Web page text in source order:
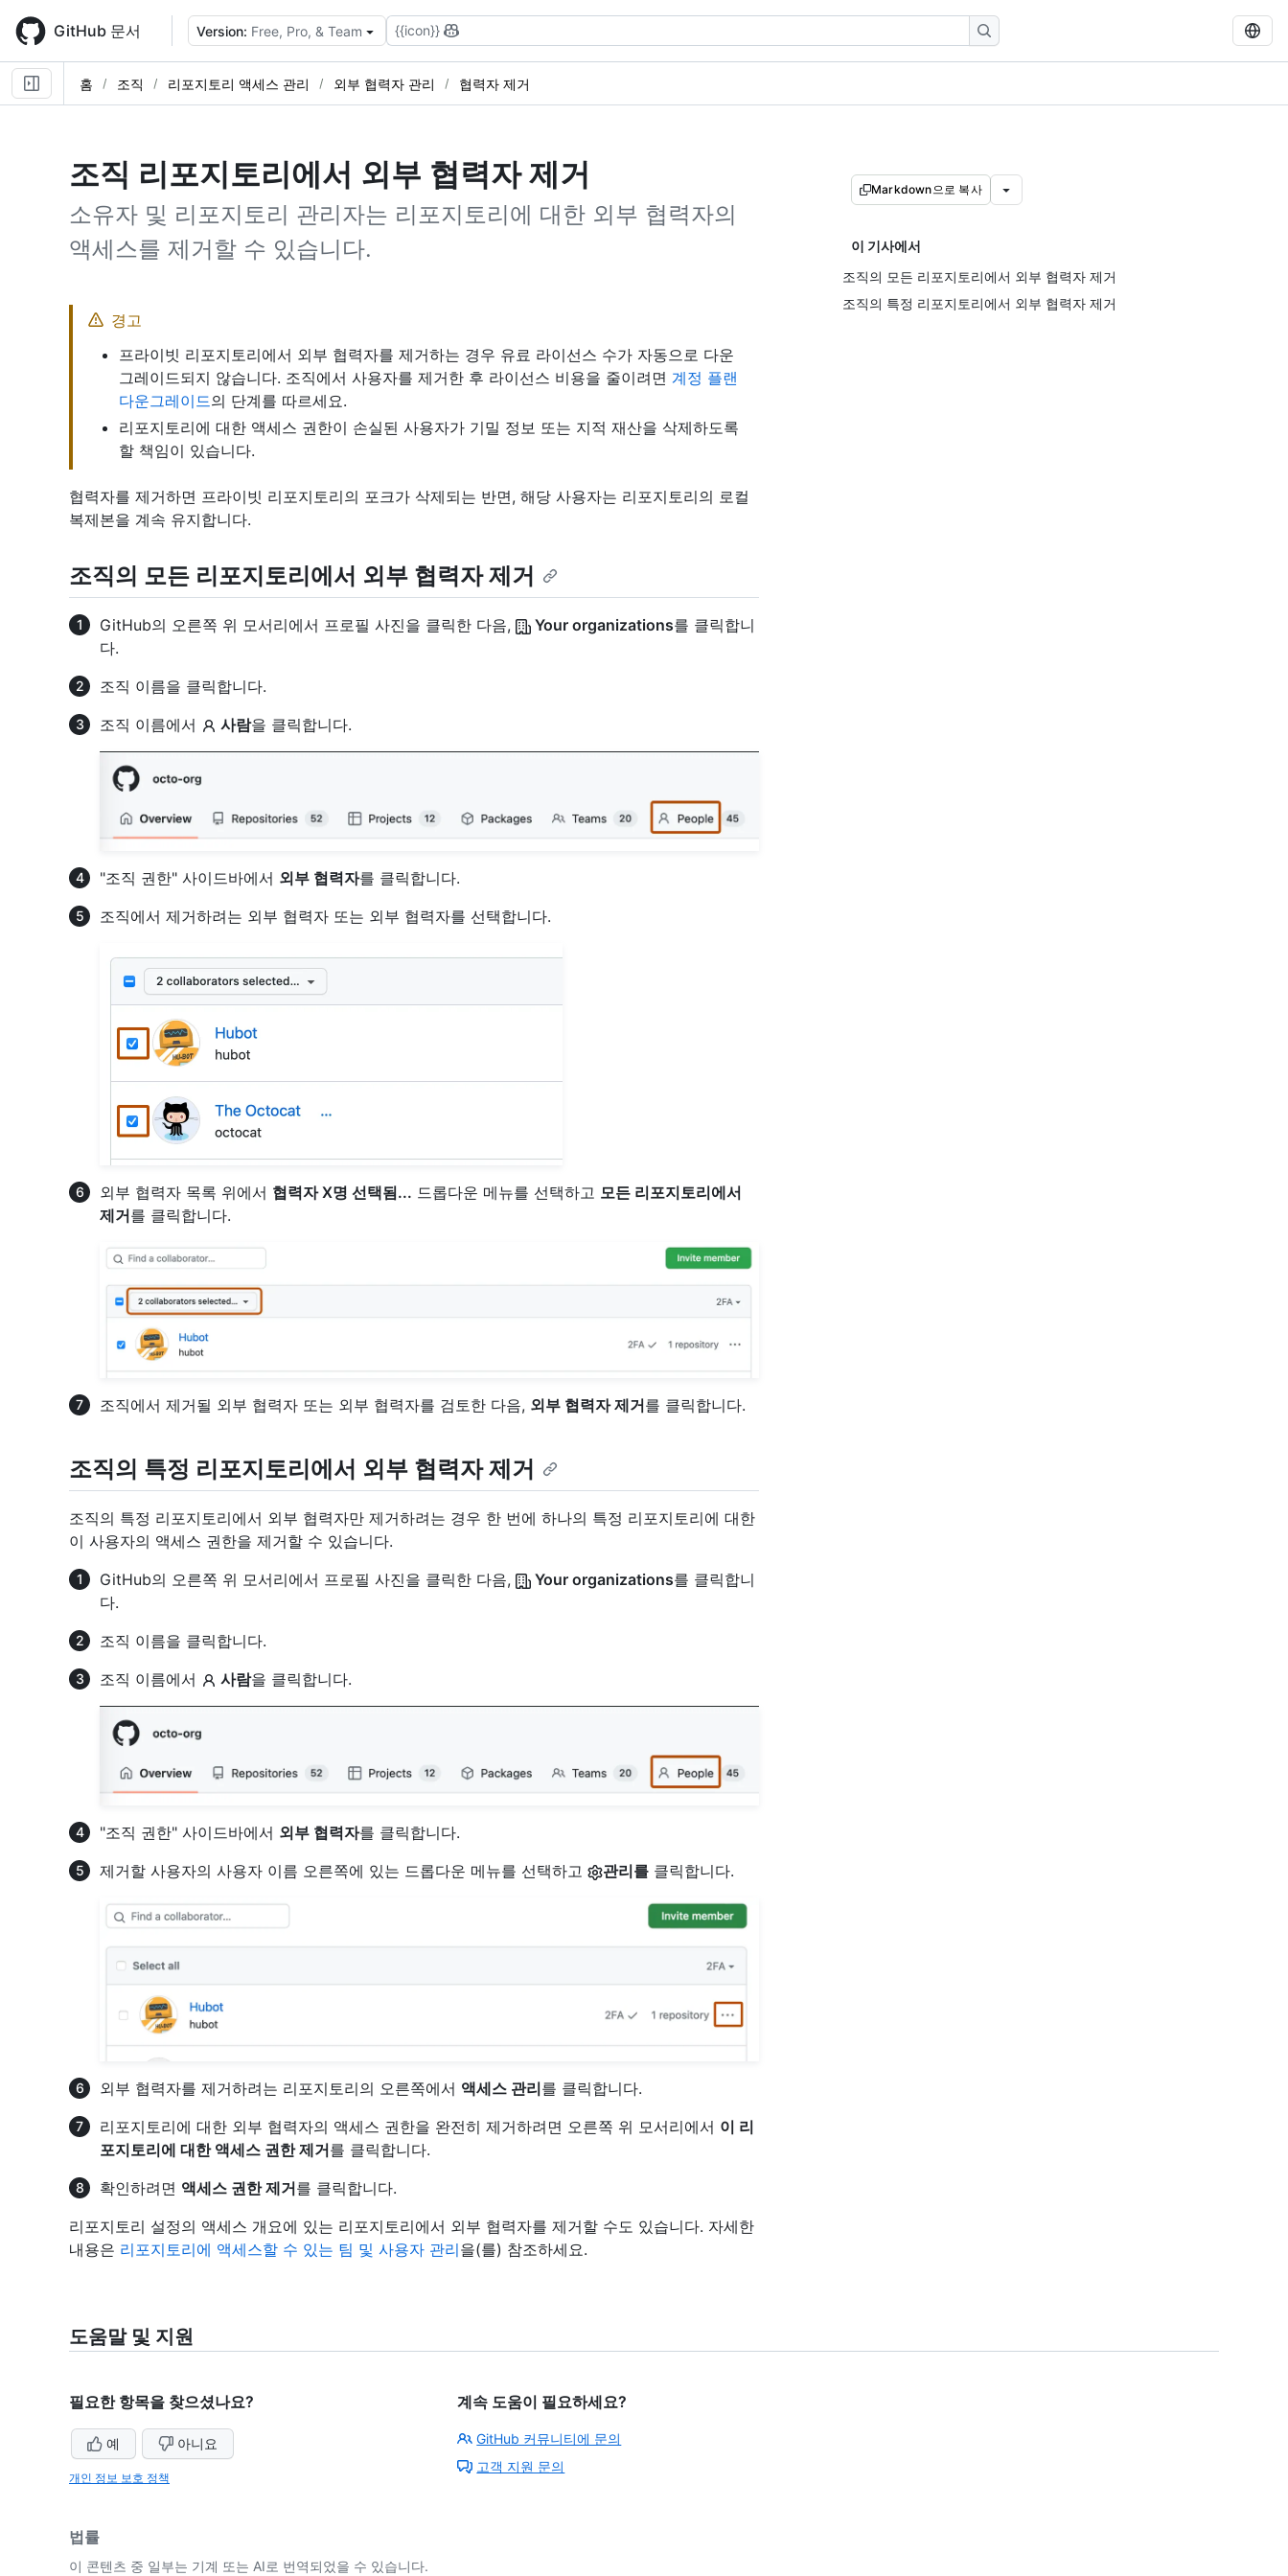
main
content
GitHub 문서 Version: Free, Pro, & Team {{icon}}
홈 조직 리포지토리 액세스 관리 외부 협력자 관리 협력자 제거
조직 리포지토리에서 외부 협력자 제거
소유자 및 리포지토리 관리자는 리포지토리에 대한 외부 협력자의
액세스를 제거할 수 있습니다.
Markdown으로 복사
이 기사에서
조직의 모든 리포지토리에서 외부 협력자 제거
조직의 특정 리포지토리에서 외부 협력자 제거
경고
프라이빗 리포지토리에서 외부 협력자를 제거하는 경우 유료 라이선스 수가 자동으로 다운
그레이드되지 않습니다. 조직에서 사용자를 제거한 후 라이선스 비용을 줄이려면 계정 플랜
다운그레이드의 단계를 따르세요.
리포지토리에 대한 액세스 권한이 손실된 사용자가 기밀 정보 또는 지적 재산을 삭제하도록
할 책임이 있습니다.
협력자를 제거하면 프라이빗 리포지토리의 포크가 삭제되는 반면, 해당 사용자는 리포지토리의 로컬
복제본을 계속 유지합니다.
조직의 모든 리포지토리에서 외부 협력자 제거
GitHub의 오른쪽 위 모서리에서 프로필 사진을 클릭한 다음, Your organizations를 클릭합니
다.
조직 이름을 클릭합니다.
조직 이름에서
사람을 클릭합니다.
"조직 권한" 사이드바에서 외부 협력자를 클릭합니다.
조직에서 제거하려는 외부 협력자 또는 외부 협력자를 선택합니다.
외부 협력자 목록 위에서 협력자 X명 선택됨... 드롭다운 메뉴를 선택하고 모든 리포지토리에서
제거를 클릭합니다.
조직에서 제거될 외부 협력자 또는 외부 협력자를 검토한 다음, 외부 협력자 제거를 클릭합니다.
조직의 특정 리포지토리에서 외부 협력자 제거
조직의 특정 리포지토리에서 외부 협력자만 제거하려는 경우 한 번에 하나의 특정 리포지토리에 대한
이 사용자의 액세스 권한을 제거할 수 있습니다.
GitHub의 오른쪽 위 모서리에서 프로필 사진을 클릭한 다음,
Your organizations를 클릭합니
다.
조직 이름을 클릭합니다.
조직 이름에서
사람을 클릭합니다.
"조직 권한" 사이드바에서 외부 협력자를 클릭합니다.
제거할 사용자의 사용자 이름 오른쪽에 있는 드롭다운 메뉴를 선택하고
관리를 클릭합니다.
외부 협력자를 제거하려는 리포지토리의 오른쪽에서 액세스 관리를 클릭합니다.
리포지토리에 대한 외부 협력자의 액세스 권한을 완전히 제거하려면 오른쪽 위 모서리에서 이 리
포지토리에 대한 액세스 권한 제거를 클릭합니다.
확인하려면 액세스 권한 제거를 클릭합니다.
리포지토리 설정의 액세스 개요에 있는 리포지토리에서 외부 협력자를 제거할 수도 있습니다. 자세한
내용은 리포지토리에 액세스할 수 있는 팀 및 사용자 관리을(를) 참조하세요.
도움말 및 지원
필요한 항목을 찾으셨나요?
예 아니요
개인 정보 보호 정책
계속 도움이 필요하세요?
GitHub 커뮤니티에 문의
고객 지원 문의
법률
이 콘텐츠 중 일부는 기계 또는 AI로 번역되었을 수 있습니다.